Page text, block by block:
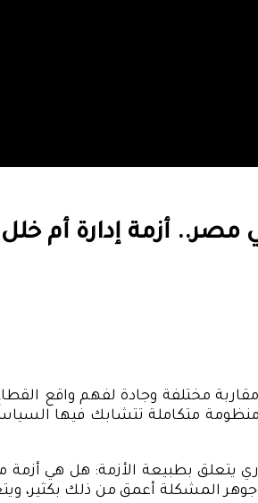
أزمة إدارة أم
مختلفة وجادة لفهم واقع
متكاملة تتشابك فيها
بطبيعة الأزمة: هل هي أزمة
المشكلة أعمق من ذلك بكثير،